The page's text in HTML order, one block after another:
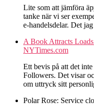
Lite som att jämföra
tanke när vi ser
e-handelsdelar. Det
A Book Attracts
NYTimes.com
Ett bevis på att det
Followers. Det visar
om uttryck sitt
Polar Rose: Service